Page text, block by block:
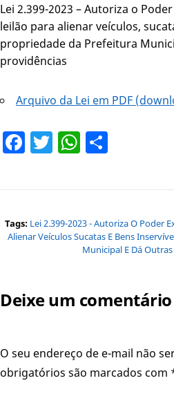
Lei 2.399-2023 – Autoriza o
leilão para alienar veículos,
propriedade da Prefeitura
providências
Arquivo da Lei em PDF
Facebook
TwitterWhatsApp
Tags: Lei 2.399-2023 - Autoriza O Poder
Alienar Veículos Sucatas E Bens
Municipal E Dá
Deixe um comentário
O seu endereço de e-mail não
obrigatórios são marcados com